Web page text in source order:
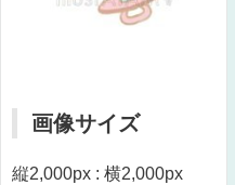
画像サイズ
縦2,000px : 横2,000px